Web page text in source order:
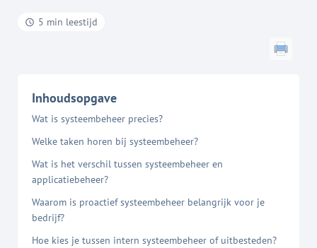
5 min leestijd
Inhoudsopgave
Wat is systeembeheer precies?
Welke taken horen bij systeembeheer?
Wat is het verschil tussen systeembeheer en
applicatiebeheer?
Waarom is proactief systeembeheer belangrijk voor je
bedrijf?
Hoe kies je tussen intern systeembeheer of uitbesteden?